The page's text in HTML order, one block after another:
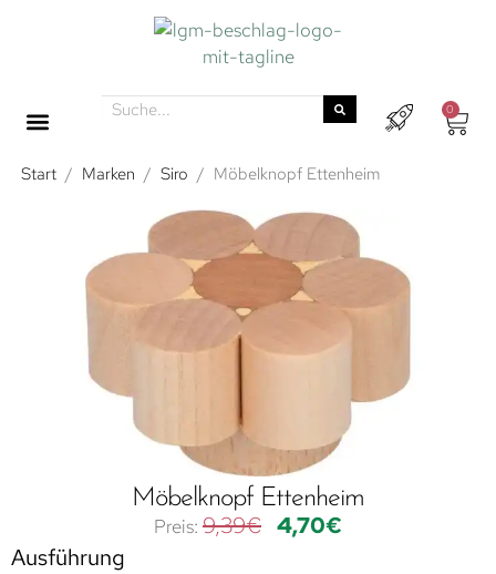
0
Start / Marken / Siro / Möbelknopf Ettenheim
Möbelknopf Ettenheim
9,39€ 4,70€
Ausführung